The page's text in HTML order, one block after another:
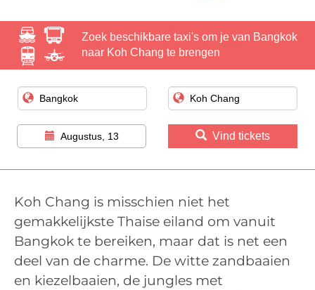
Zoek beschikbare taxi's om je van Bangkok
naar Koh Chang te brengen
Augustus, 13 Vind tickets
Koh Chang is misschien niet het
gemakkelijkste Thaise eiland om vanuit
Bangkok te bereiken, maar dat is net een
deel van de charme. De witte zandbaaien
en kiezelbaaien, de jungles met